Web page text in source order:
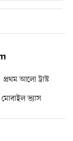
প্রথম আলো ট্রাস্ট
মোবাইল ভ্যাস